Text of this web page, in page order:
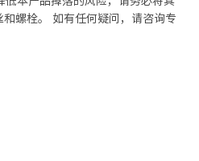
螺栓。 如有任何疑问，请咨询专